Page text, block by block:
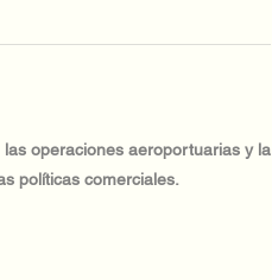
operaciones aeroportuarias y la
políticas comerciales.